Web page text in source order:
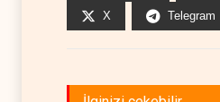
X Telegram